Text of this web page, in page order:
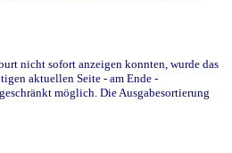
nicht sofort anzeigen konnten, wurde das
aktuellen Seite - am Ende -
möglich. Die Ausgabesortierung